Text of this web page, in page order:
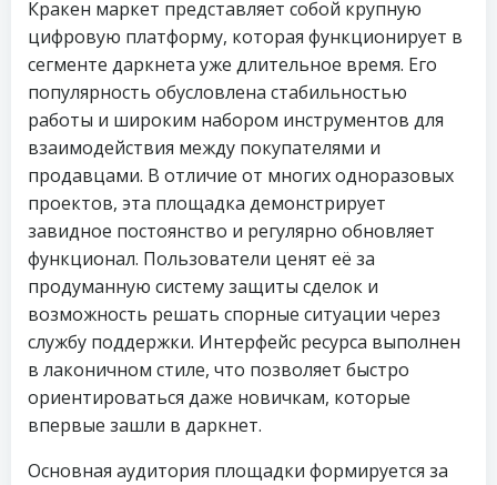
Кракен маркет представляет собой крупную
цифровую платформу, которая функционирует в
сегменте даркнета уже длительное время. Его
популярность обусловлена стабильностью
работы и широким набором инструментов для
взаимодействия между покупателями и
продавцами. В отличие от многих одноразовых
проектов, эта площадка демонстрирует
завидное постоянство и регулярно обновляет
функционал. Пользователи ценят её за
продуманную систему защиты сделок и
возможность решать спорные ситуации через
службу поддержки. Интерфейс ресурса выполнен
в лаконичном стиле, что позволяет быстро
ориентироваться даже новичкам, которые
впервые зашли в даркнет.
Основная аудитория площадки формируется за